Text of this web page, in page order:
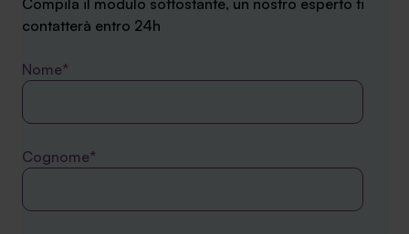
Compila il modulo sottostante, un nostro esperto ti
contatterà entro 24h
Nome*
Cognome*